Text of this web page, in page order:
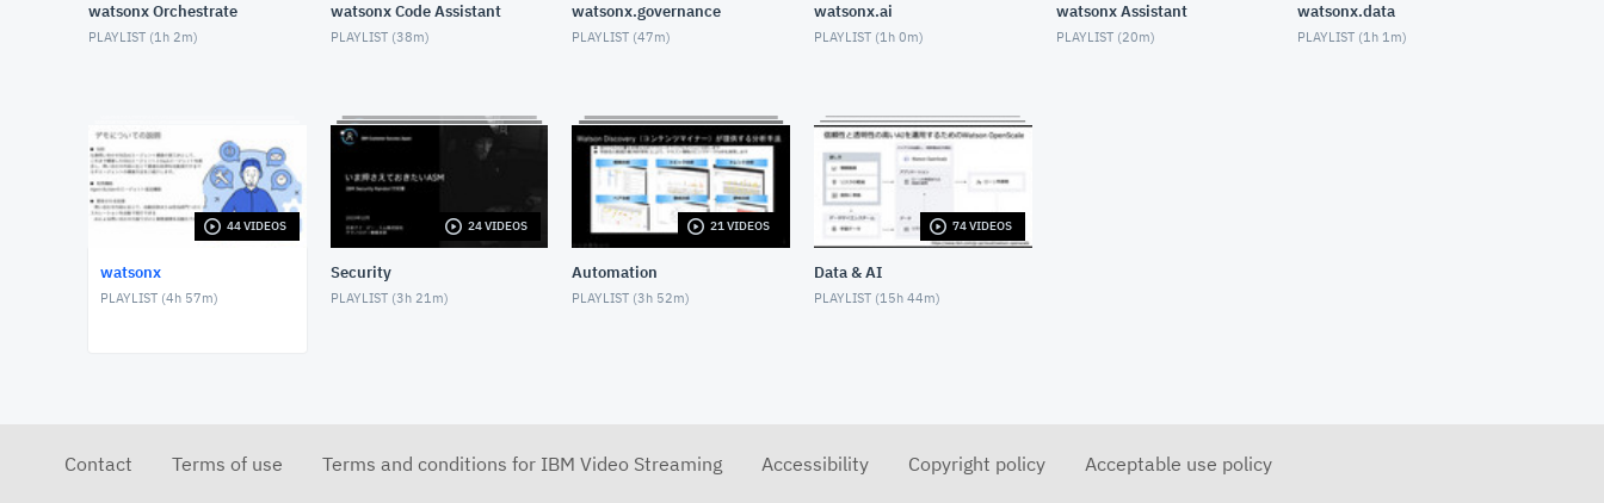
【watsonx Orchestrate開発
編】4ステップで構築するカス
タマーサポートシステム：ステ
watsonx Orchestrate
PLAYLIST (1h 2m)
watsonx Code Assistant
PLAYLIST (38m)
watsonx.governance
PLAYLIST (47m)
watsonx.ai
PLAYLIST (1h 0m)
watsonx Assistant
PLAYLIST (20m)
watsonx.data
PLAYLIST (1h 1m)
44 VIDEOS
watsonx
PLAYLIST (4h 57m)
24 VIDEOS
Security
PLAYLIST (3h 21m)
21 VIDEOS
Automation
PLAYLIST (3h 52m)
74 VIDEOS
Data & AI
PLAYLIST (15h 44m)
Contact Terms of use Terms and conditions for IBM Video Streaming Accessibility Copyright policy Acceptable use policy